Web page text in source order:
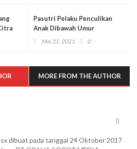
JPU
Pasutri Pelaku Penculikan
Anak Dibawah Umur
Brrkasnya Dinyatakan
Mei 31, 2021 0
MORE FROM THE AUTHOR
dibuat pada tanggal 24 Oktober 2017